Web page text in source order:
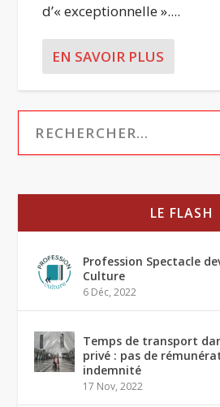
d’« exceptionnelle »....
EN SAVOIR PLUS
LE FLASH
Profession Spectacle
Culture
6 Déc, 2022
Temps de transport
privé : pas de
indemnité
17 Nov, 2022